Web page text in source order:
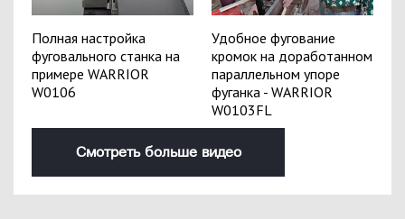
Полная настройка
фуговального станка на
примере WARRIOR
W0106
Удобное фугование
кромок на доработанном
параллельном упоре
фуганка - WARRIOR
W0103FL
Смотреть больше видео